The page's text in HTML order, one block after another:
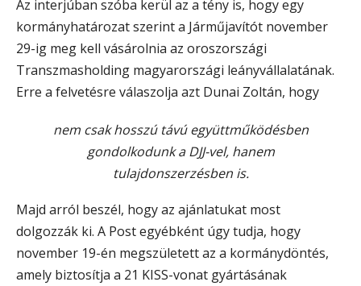
Az interjúban szóba kerül az a tény is, hogy egy
kormányhatározat szerint a Járműjavítót november
29-ig meg kell vásárolnia az oroszországi
Transzmasholding magyarországi leányvállalatának.
Erre a felvetésre válaszolja azt Dunai Zoltán, hogy
nem csak hosszú távú együttműködésben
gondolkodunk a DJJ-vel, hanem
tulajdonszerzésben is.
Majd arról beszél, hogy az ajánlatukat most
dolgozzák ki. A Post egyébként úgy tudja, hogy
november 19-én megszületett az a kormánydöntés,
amely biztosítja a 21 KISS-vonat gyártásának